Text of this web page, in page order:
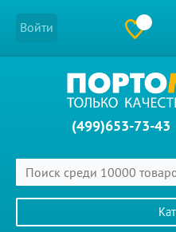
Войти
(499)653-73-43